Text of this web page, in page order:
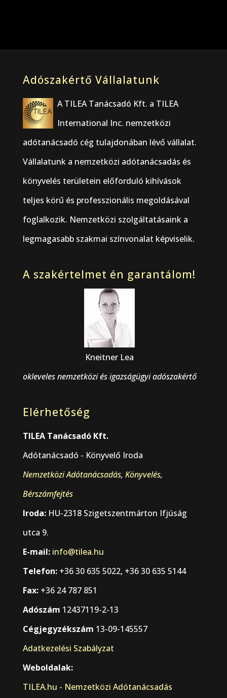
Adószakértő Vállalatunk
A TILEA Tanácsadó Kft. a TILEA
International Inc. nemzetközi
adótanácsadó cég tulajdonában lévő vállalat.
Vállalatunk a nemzetközi adótanácsadás és
könyvelés területein előforduló kihívások
teljes körű és professzionális megoldásával
foglalkozik. Nemzetközi szolgáltatásaink a
legmagasabb szakmai színvonalat képviselik.
A szakértelmet én garantálom!
Kneitner Lea
okleveles nemzetközi és igazságügyi adószakértő
Elérhetőség
TILEA Tanácsadó Kft.
Adótanácsadó - Könyvelő Iroda
Nemzetközi Adótanácsadás, Könyvelés,
Bérszámfejtés
Iroda: HU-2318 Szigetszentmárton Ifjúság
utca 9.
E-mail: info@tilea.hu
Telefon:+36 30 635 5022, +36 30 635 5144
Fax:+36 24 787 851
Adószám 12437119-2-13
Cégjegyzékszám 13-09-145557
Adatkezelési Szabályzat
Weboldalak:
TILEA.hu - Nemzetközi Adótanácsadás